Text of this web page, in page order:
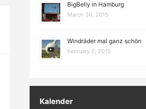
BigBelly in Hamburg
March 30, 2015
Windräder mal ganz schön
February 5, 2015
Kalender